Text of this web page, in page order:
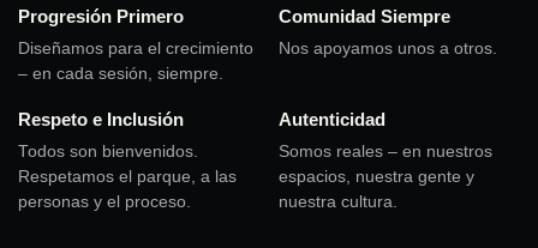
Progresión Primero
Diseñamos para el crecimiento
– en cada sesión, siempre.
Comunidad Siempre
Nos apoyamos unos a otros.
Respeto e Inclusión
Todos son bienvenidos.
Respetamos el parque, a las
personas y el proceso.
Autenticidad
Somos reales – en nuestros
espacios, nuestra gente y
nuestra cultura.